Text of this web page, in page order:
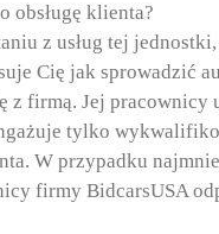
obsługę klienta?
z usług tej
Cię jak sprowadzić
z firmą. Jej pracownicy
tylko
W przypadku
firmy BidcarsUSA